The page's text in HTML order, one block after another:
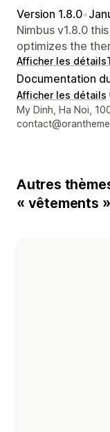
Version 1.8.0•
Nimbus v1.8.0
optimizes the
Afficher les détails
Documentation
Afficher les détails
Coordonnées du
My Dinh, Ha Noi,
Autres
« vêtements »